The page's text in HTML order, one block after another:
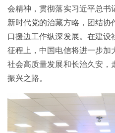
会精神，贯彻落实习近平总书
新时代党的治藏方略，团结
口援边工作纵深发展。在建
征程上，中国电信将进一步加
社会高质量发展和长治久安，
振兴之路。